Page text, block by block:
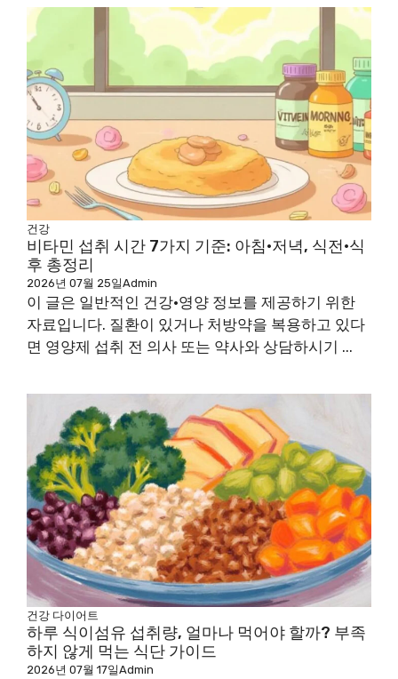
건강
비타민 섭취 시간 7가지 기준: 아침·저녁, 식전·식
후 총정리
2026년 07월 25일Admin
이 글은 일반적인 건강·영양 정보를 제공하기 위한
자료입니다. 질환이 있거나 처방약을 복용하고 있다
면 영양제 섭취 전 의사 또는 약사와 상담하시기 ...
건강 다이어트
하루 식이섬유 섭취량, 얼마나 먹어야 할까? 부족
하지 않게 먹는 식단 가이드
2026년 07월 17일Admin